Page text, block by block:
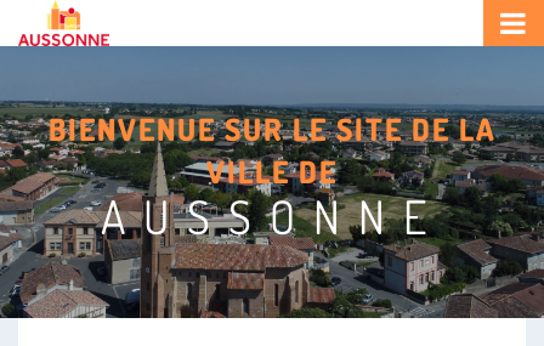
u
s
o
n
n
e
d
e
l
a
M
a
i
r
i
R
c
h
e
r
c
h
e
r
:
BIENVENUE SUR LE SITE DE LA
VILLE DE
AUSSONNE